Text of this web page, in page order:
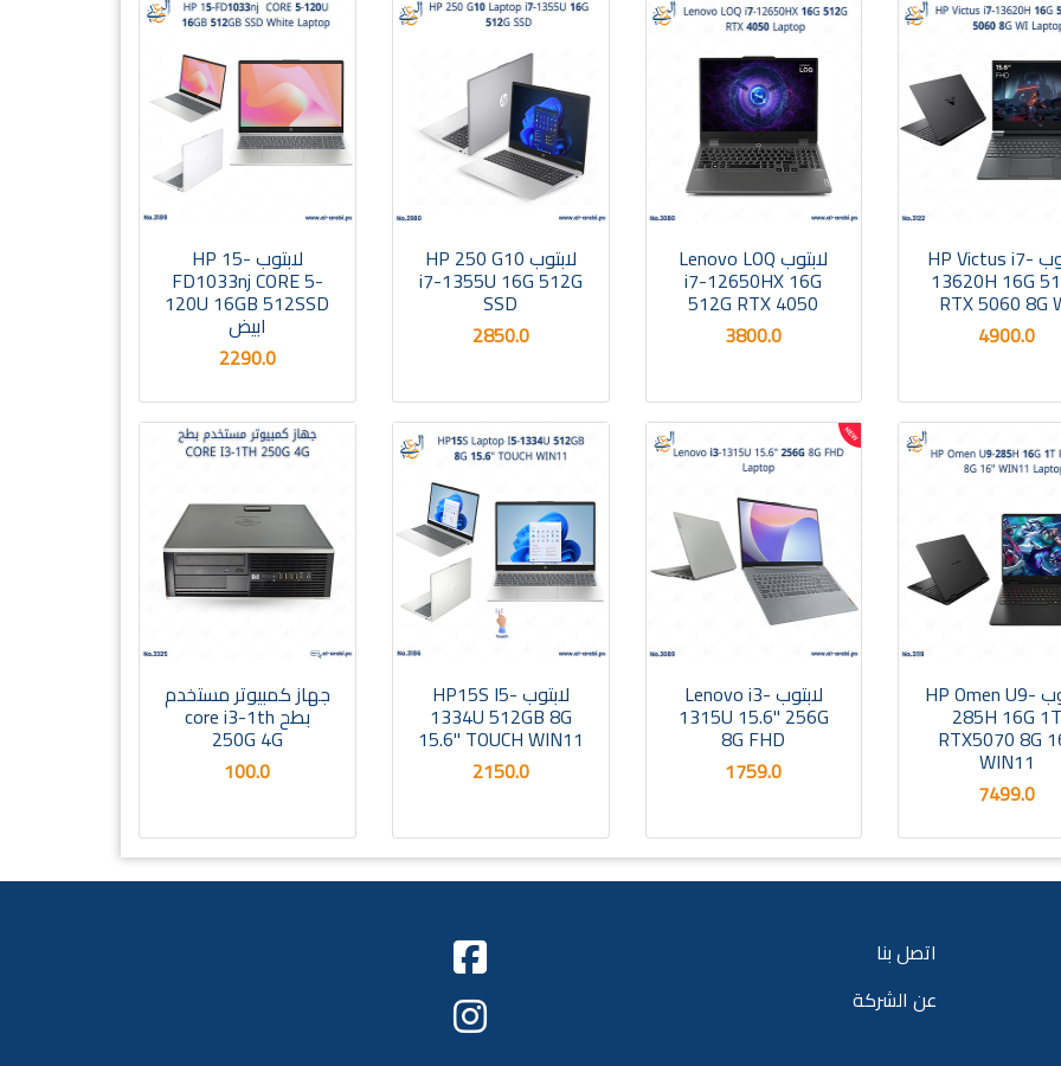
لابتوب HP Victus i7-
13620H 16G
RTX 5060 8G
4900.0
لابتوب Lenovo LOQ
i7-12650HX 16G
512G RTX 4050
3800.0
لابتوب HP 250 G10
i7-1355U 16G 512G
SSD
2850.0
لابتوب HP 15-
FD1033nj CORE 5-
120U 16GB 512SSD
ابيض
2290.0
لابتوب HP Omen U9-
285H 16G 1T
RTX5070 8G
WIN11
7499.0
لابتوب Lenovo i3-
1315U 15.6" 256G
8G FHD
1759.0
لابتوب HP15S I5-
1334U 512GB 8G
15.6" TOUCH WIN11
2150.0
جهاز كمبيوتر مستخدم
بطح core i3-1th
250G 4G
100.0
اتصل بنا
عن الشركة